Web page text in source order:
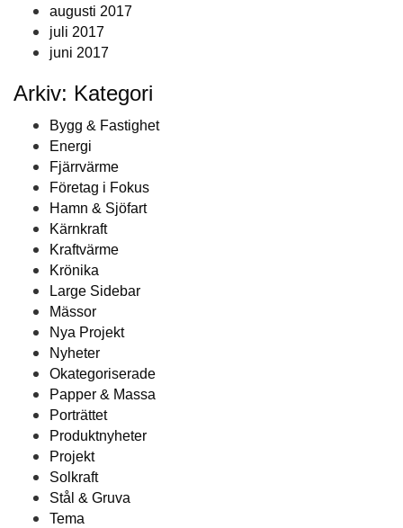
augusti 2017
juli 2017
juni 2017
Arkiv: Kategori
Bygg & Fastighet
Energi
Fjärrvärme
Företag i Fokus
Hamn & Sjöfart
Kärnkraft
Kraftvärme
Krönika
Large Sidebar
Mässor
Nya Projekt
Nyheter
Okategoriserade
Papper & Massa
Porträttet
Produktnyheter
Projekt
Solkraft
Stål & Gruva
Tema